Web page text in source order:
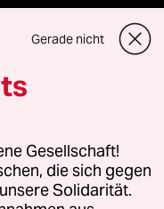
oder für Genehmigungen
Gerade nicht
Gesellschaft!
die sich gegen
Solidarität.